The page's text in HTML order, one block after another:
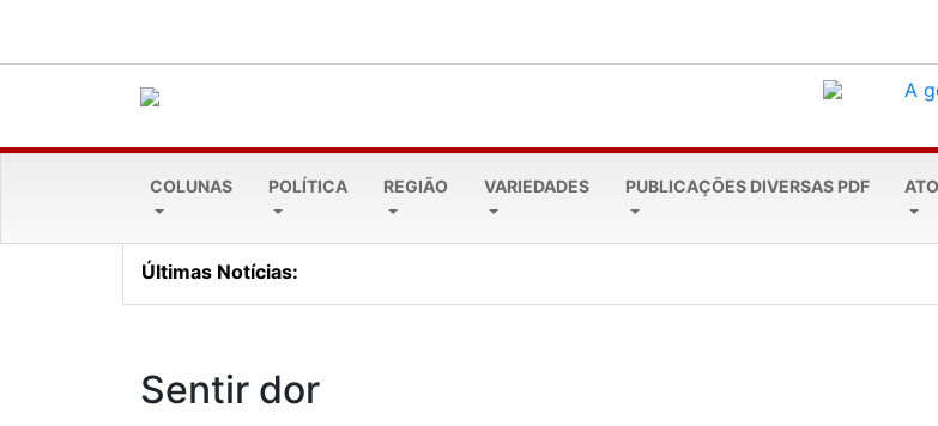
COLUNAS POLÍTICA REGIÃO VARIEDADES PUBLICAÇÕES DIVERSAS PDF
Últimas Notícias:
Sentir dor